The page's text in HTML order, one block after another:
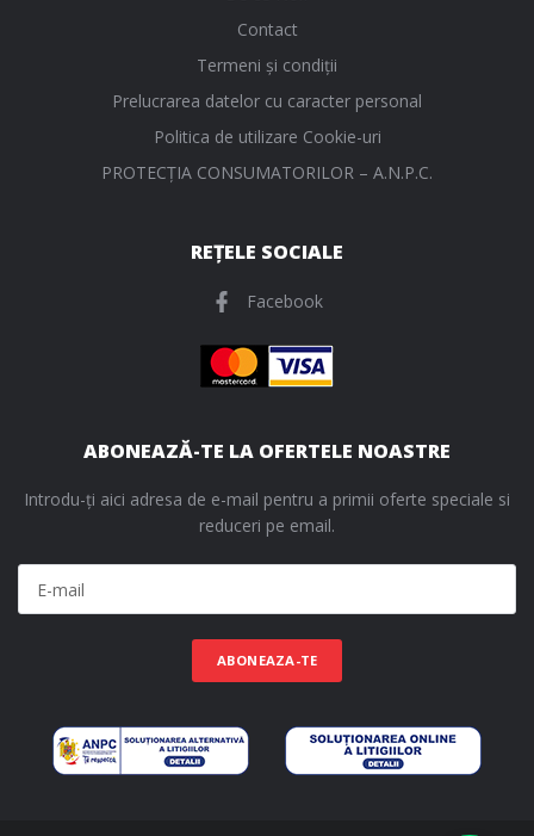
Contact
Termeni și condiții
Prelucrarea datelor cu caracter personal
Politica de utilizare Cookie-uri
PROTECŢIA CONSUMATORILOR – A.N.P.C.
REȚELE SOCIALE
Facebook
ABONEAZĂ-TE LA OFERTELE NOASTRE
Introdu-ți aici adresa de e-mail pentru a primii oferte speciale si
reduceri pe email.
ABONEAZA-TE